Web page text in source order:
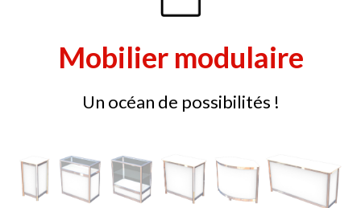
Mobilier modulaire
Un océan de possibilités !